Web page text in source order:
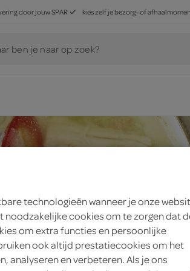
door jouw SPAR kies zelf je bezorg- of
ben je naar op zoek?
technologieën wanneer je onze
noodzakelijke cookies om te zorgen dat
om extra functies en persoonlijke
ook altijd prestatiecookies om het
analyseren en verbeteren. Als je ons